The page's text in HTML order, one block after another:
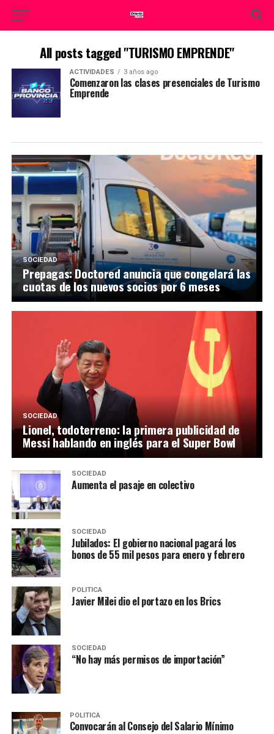
All posts tagged "TURISMO EMPRENDE"
ACTIVIDADES 3 años ago
Comenzaron las clases presenciales de Turismo
Emprende
SOCIEDAD
Prepagas: Doctored anuncia que congelará las
cuotas de los nuevos socios por 6 meses
SOCIEDAD
Lionel, todoterreno: la primera publicidad de
Messi hablando en inglés para el Super Bowl
SOCIEDAD
Aumenta el pasaje en colectivo
SOCIEDAD
Jubilados: El gobierno nacional pagará los
bonos de 55 mil pesos para enero y febrero
POLITICA
Javier Milei dio el portazo en los Brics
SOCIEDAD
“No hay más permisos de importación”
POLITICA
Convocarán al Consejo del Salario Mínimo